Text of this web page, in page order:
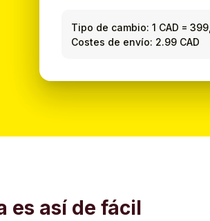
Tipo de cambio: 1 CAD =
Costes de envío: 2.99 CAD
es así de fácil